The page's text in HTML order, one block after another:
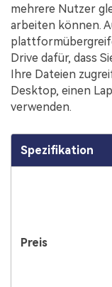
mehrere Nutzer
arbeiten können.
Drive dafür, dass
Ihre Dateien
Desktop, einen
verwenden.
Spezifikation
Preis